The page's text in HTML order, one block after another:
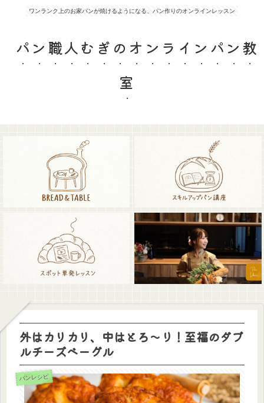
ワンランク上のお家パンが焼けるようになる、パン作りのオンラインレッスン
パン職人むぎのオンラインパン教
室
外はカリカリ、中はとろ〜り！至福のダブ
ルチーズベーグル
パンレシピ